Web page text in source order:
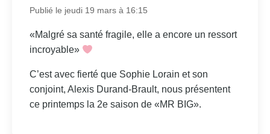
Publié le jeudi 19 mars à 16:15
«Malgré sa santé fragile, elle a encore un ressort
incroyable»
C’est avec fierté que Sophie Lorain et son
conjoint, Alexis Durand-Brault, nous présentent
ce printemps la 2e saison de «MR BIG».